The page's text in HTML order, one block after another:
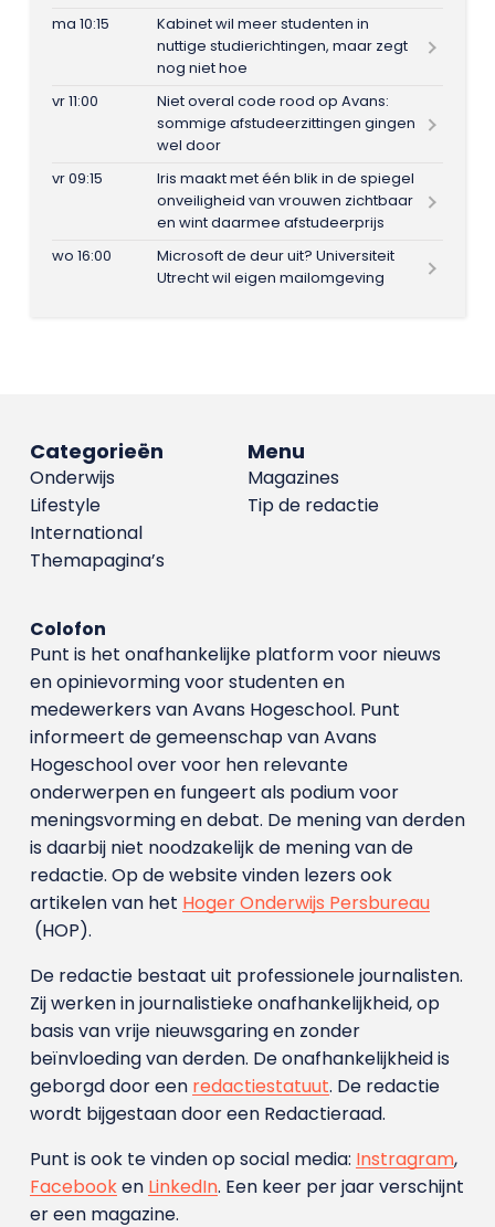
ma 10:15
Kabinet wil meer studenten in
nuttige studierichtingen, maar zegt
nog niet hoe
vr 11:00
Niet overal code rood op Avans:
sommige afstudeerzittingen gingen
wel door
vr 09:15
Iris maakt met één blik in de spiegel
onveiligheid van vrouwen zichtbaar
en wint daarmee afstudeerprijs
wo 16:00
Microsoft de deur uit? Universiteit
Utrecht wil eigen mailomgeving
Menu
Magazines
Tip de redactie
Categorieën
Onderwijs
Lifestyle
International
Themapagina’s
Colofon
Punt is het onafhankelijke platform voor nieuws
en opinievorming voor studenten en
medewerkers van Avans Hoge­school. Punt
informeert de gemeenschap van Avans
Hogeschool over voor hen relevante
onderwerpen en fungeert als podium voor
meningsvorming en debat. De mening van derden
is daarbij niet noodzakelijk de mening van de
redactie. Op de website vinden lezers ook
artikelen van het Hoger Onderwijs Persbureau
(HOP).
De redactie bestaat uit professionele journalisten.
Zij werken in journalistieke onafhankelijkheid, op
basis van vrije nieuwsgaring en zonder
beïnvloeding van derden. De onafhankelijkheid is
geborgd door een redactiestatuut. De redactie
wordt bijgestaan door een Redactieraad.
Punt is ook te vinden op social media: Instragram,
Facebooken LinkedIn. Een keer per jaar verschijnt
er een magazine.